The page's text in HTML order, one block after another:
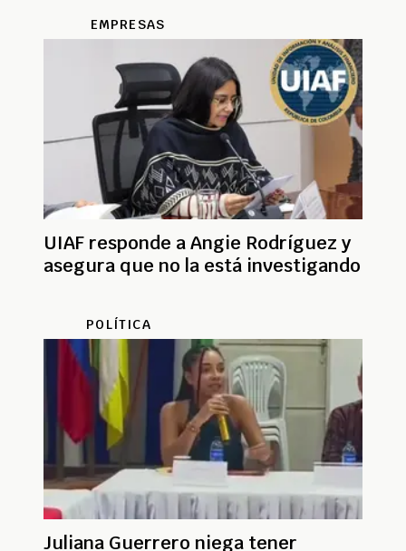
EMPRESAS
UIAF responde a Angie Rodríguez y
asegura que no la está investigando
POLÍTICA
Juliana Guerrero niega tener